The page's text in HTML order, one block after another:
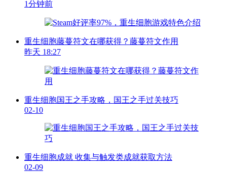
1分钟前
重生细胞藤蔓符文在哪获得？藤蔓符文作用
昨天 18:27
重生细胞国王之手攻略，国王之手过关技巧
02-10
重生细胞成就 收集与触发类成就获取方法
02-09